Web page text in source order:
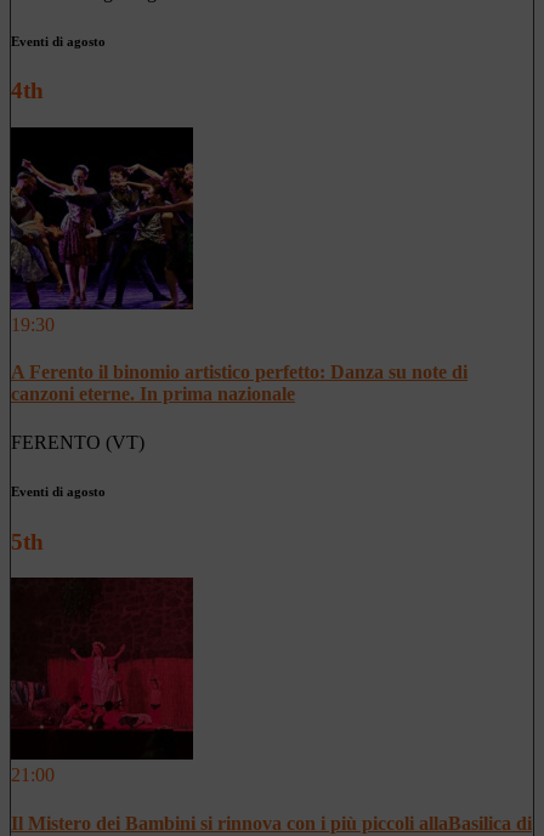
Eventi di agosto
4th
19:30
A Ferento il binomio artistico perfetto: Danza su note di
canzoni eterne. In prima nazionale
FERENTO (VT)
Eventi di agosto
5th
21:00
Il Mistero dei Bambini si rinnova con i più piccoli allaBasilica di